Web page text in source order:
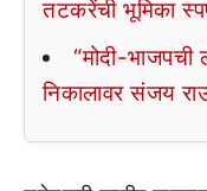
तटकरेंची भूमिका
“मोदी-भाजपची
निकालावर संजय